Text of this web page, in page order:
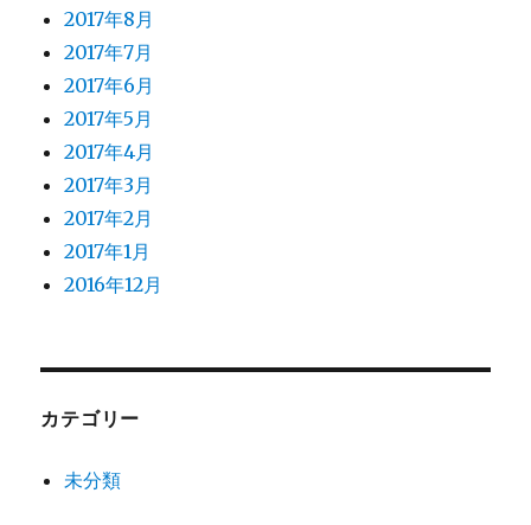
2017年8月
2017年7月
2017年6月
2017年5月
2017年4月
2017年3月
2017年2月
2017年1月
2016年12月
カテゴリー
未分類